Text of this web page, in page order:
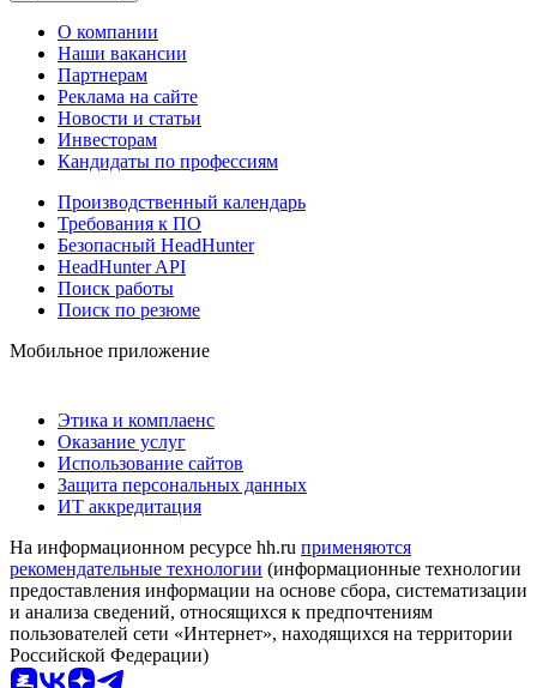
О компании
Наши вакансии
Партнерам
Реклама на сайте
Новости и статьи
Инвесторам
Кандидаты по профессиям
Производственный календарь
Требования к ПО
Безопасный HeadHunter
HeadHunter API
Поиск работы
Поиск по резюме
Мобильное приложение
Этика и комплаенс
Оказание услуг
Использование сайтов
Защита персональных данных
ИТ аккредитация
На информационном ресурсе hh.ru применяются
рекомендательные технологии (информационные технологии
предоставления информации на основе сбора, систематизации
и анализа сведений, относящихся к предпочтениям
пользователей сети «Интернет», находящихся на территории
Российской Федерации)